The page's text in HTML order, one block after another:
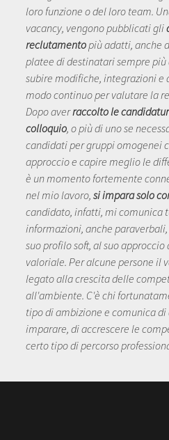
loro funzione o del loro team.
vacancy, vengono pubblicati gli
reclutamentopiù adatti, anche
platee di destinatari sempre più
subire modifiche, integrazioni e
modo continuo per valutare la
Dopo averraccolto le
colloquio, o più di uno se
candidati per gruppi omogenei
approccio e capire meglio le
è un momento fortemente
nel mio lavoro,si impara solo
candidato, infatti, mi comunica
informazioni, anche
suo profilo soft, al suo
valoriale. Per alcune persone il
legato alla crescita delle
all'ambiente. C'è chi
tipo di ambizione e comunica
imparare, di accrescere le
certo tipo di percorso